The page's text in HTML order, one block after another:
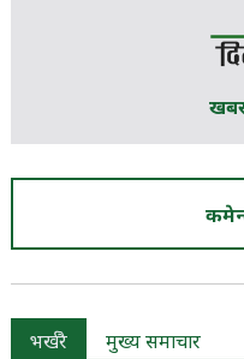
भर्खरै मुख्य समाचार